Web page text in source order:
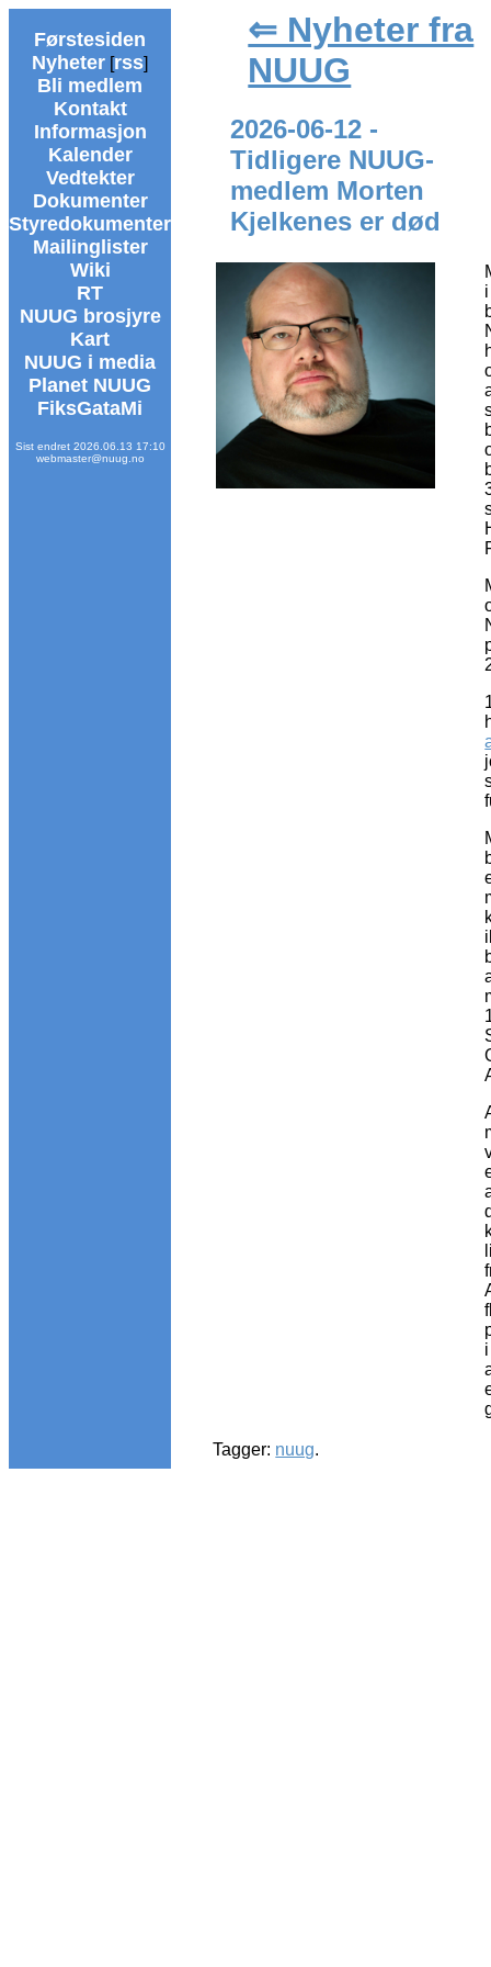
Førstesiden
Nyheter [rss]
Bli medlem
Kontakt
Informasjon
Kalender
Vedtekter
Dokumenter
Styredokumenter
Mailinglister
Wiki
RT
NUUG brosjyre
Kart
NUUG i media
Planet NUUG
FiksGataMi
Sist endret 2026.06.13 17:10
webmaster@nuug.no
⇐ Nyheter fra
NUUG
2026-06-12 -
Tidligere NUUG-
medlem Morten
Kjelkenes er død
Tagger: nuug.